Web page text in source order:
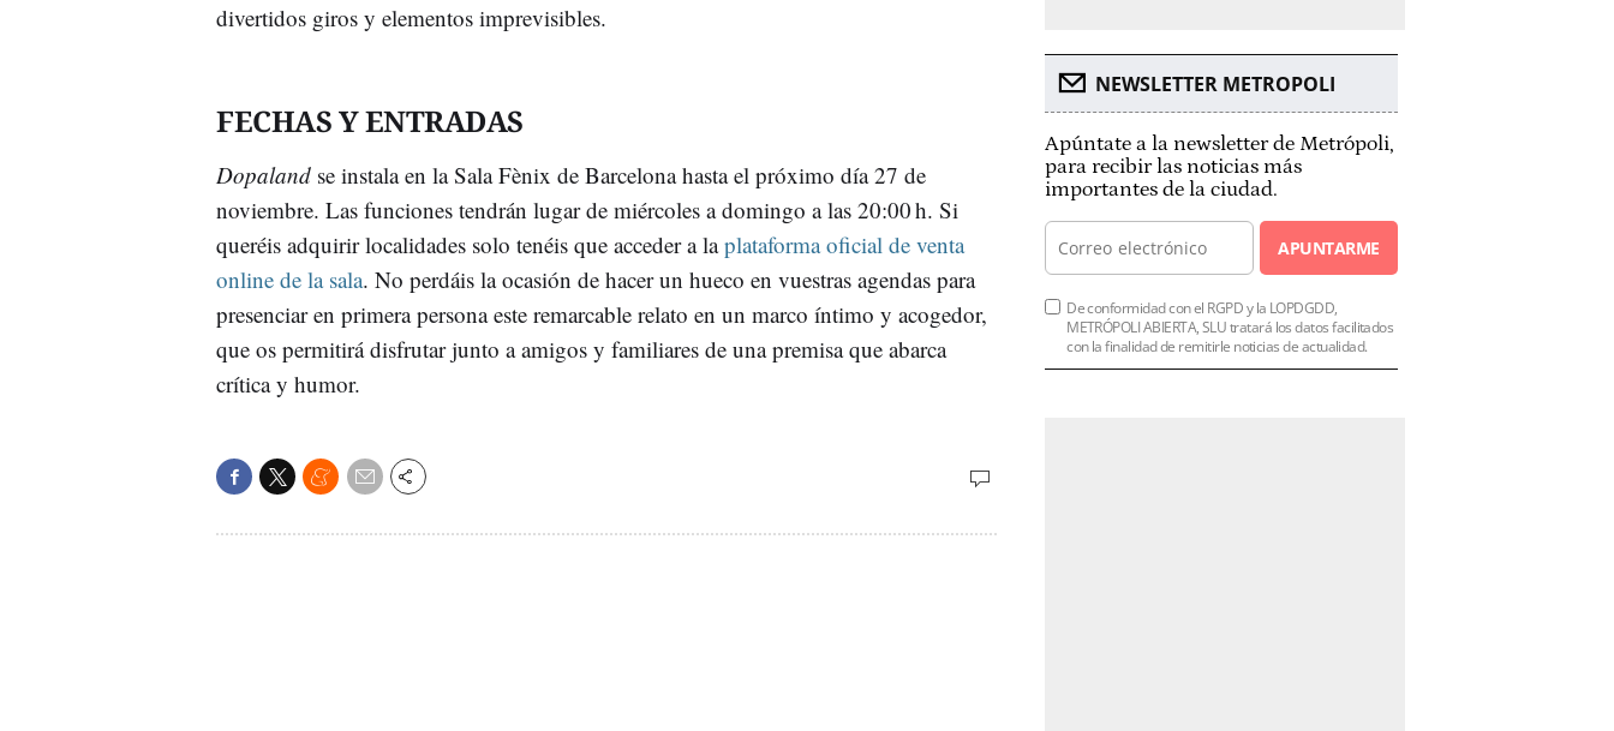
divertidos giros y elementos imprevisibles.
FECHAS Y ENTRADAS
Dopaland se instala en la Sala Fènix de Barcelona hasta el próximo día 27 de
noviembre. Las funciones tendrán lugar de miércoles a domingo a las 20:00 h. Si
queréis adquirir localidades solo tenéis que acceder a laplataforma oficial de venta
online de la sala. No perdáis la ocasión de hacer un hueco en vuestras agendas para
presenciar en primera persona este remarcable relato en un marco íntimo y acogedor,
que os permitirá disfrutar junto a amigos y familiares de una premisa que abarca
crítica y humor.
NEWSLETTER METROPOLI
Apúntate a la newsletter de Metrópoli,
para recibir las noticias más
importantes de la ciudad.
APUNTARME
De conformidad con el RGPD y la LOPDGDD,
METRÓPOLI ABIERTA, SLU tratará los datos facilitados
con la finalidad de remitirle noticias de actualidad.